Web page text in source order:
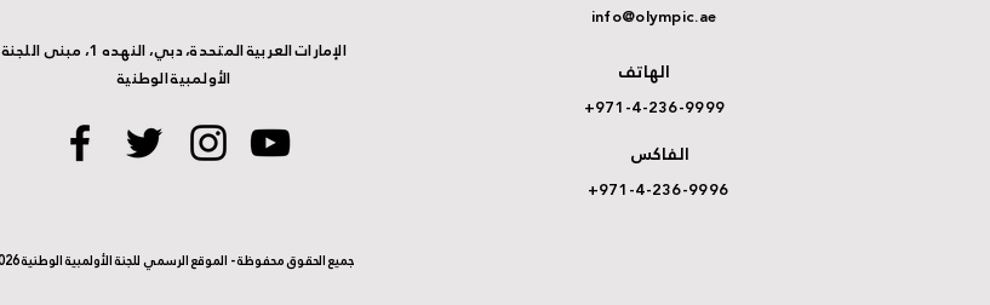
الإمارات العربية المتحدة، دبي، النهده 1، مبنى اللجنة
الأولمبية الوطنية
جميع الحقوق محفوظة - الموقع الرسمي للجنة الأولمبية الوطنية 2026
info@olympic.ae
الهاتف
+971-4-236-9999
الفاكس
+971-4-236-9996